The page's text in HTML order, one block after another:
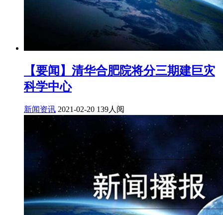
【要闻】清华合肥院将分三期建巨灾
科学中心
新闻资讯 2021-02-20 139人阅